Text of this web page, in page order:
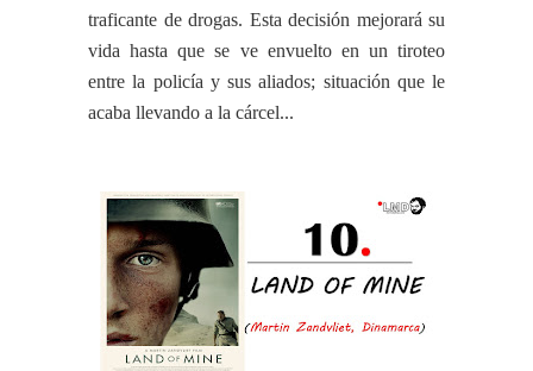
traficante de drogas. Esta decisión mejorará su
vida hasta que se ve envuelto en un tiroteo
entre la policía y sus aliados; situación que le
acaba llevando a la cárcel...